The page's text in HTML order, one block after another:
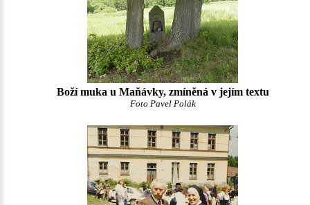
Boží muka u Maňávky, zmíněná v jejím textu
Foto Pavel Polák